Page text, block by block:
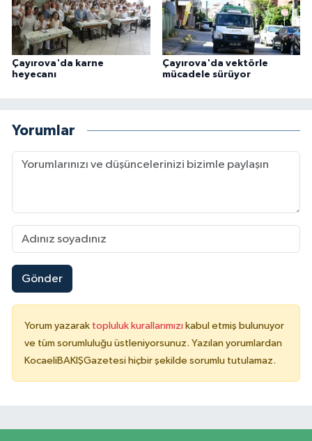
Çayırova'da karne
heyecanı
Çayırova'da vektörle
mücadele sürüyor
Yorumlar
Gönder
Yorum yazarak topluluk kurallarımızı kabul etmiş bulunuyor
ve tüm sorumluluğu üstleniyorsunuz. Yazılan yorumlardan
KocaeliBAKIŞGazetesi hiçbir şekilde sorumlu tutulamaz.